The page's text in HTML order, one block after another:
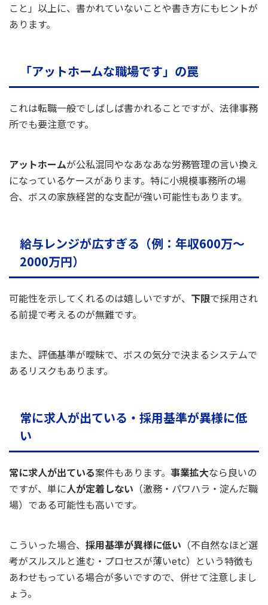
こと」以上に、書かれていないことや書き方にもヒントが
あります。
「アットホームな職場です」の罠
これは転職一般でしばしば書かれることですが、法律事務
所でも要注意です。
アットホームが公私混同やなあなあな労務管理の言い換え
になっているケースがあります。特に小規模事務所の場
合、ボスの家族経営的な支配が強い可能性もあります。
給与レンジが広すぎる（例：年収600万〜
2000万円）
可能性を示してくれるのは嬉しいですが、 下限で採用され
る前提で考えるのが無難です。
また、評価基準が曖昧で、ボスの気分で決まるシステムで
あるリスクもあります。
常に求人が出ている・採用基準が異様に低
い
常に求人が出ている案件もあります。 事業拡大なら良いの
ですが、単に人が定着しない （激務・パワハラ・淀んだ職
場）である可能性も高いです。
こういった場合、 採用基準が異様に低い （不自然なほど選
考がスルスルと進む・プロセスが薄いetc）という特徴も
あわせもっている場合が多いですので、併せて注意しまし
ょう。